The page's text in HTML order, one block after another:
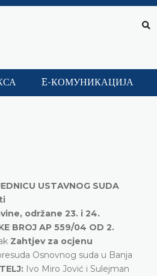
E-КОМУНИКАЦИЈА
USTAVNOG SUDA
održane 23. i 24.
BROJ AP 559/04 OD 2.
Zahtjev za ocjenu
Osnovnog suda u Banja
Ivo Miro Jović i Sulejman